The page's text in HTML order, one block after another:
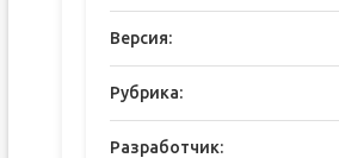
Версия:
Рубрика:
Разработчик: